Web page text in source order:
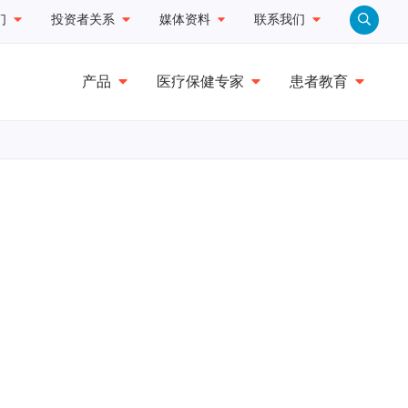
投资者关系 媒体资料 联系我们
产品 医疗保健专家 患者教育